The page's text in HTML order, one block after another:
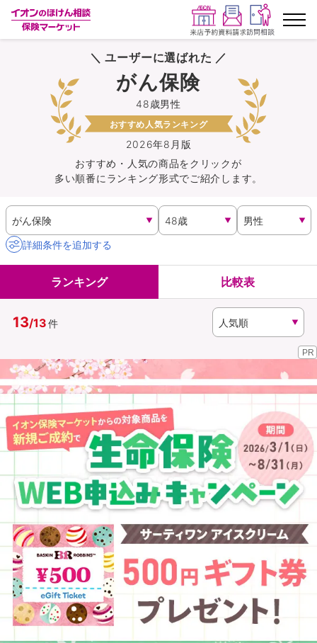
ランキングから探す
保険を比較する
保険会社から探す
イオンカード会員さま専用保険
キャンペーン一覧
イオングループ従業員さま向け
資料請求
（無料）
訪問相談
イオンカード会員さま専用保険
＼ ユーザーに選ばれた ／
2026年8月版
48歳男性
がん保険
おすすめ人気ランキング
おすすめ・人気の商品をクリックが
多い順番にランキング形式でご紹介します。
詳細条件を追加する
ランキング 比較表
13/13件
PR